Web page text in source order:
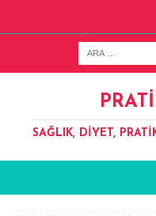
SAĞLIK, DIYET,